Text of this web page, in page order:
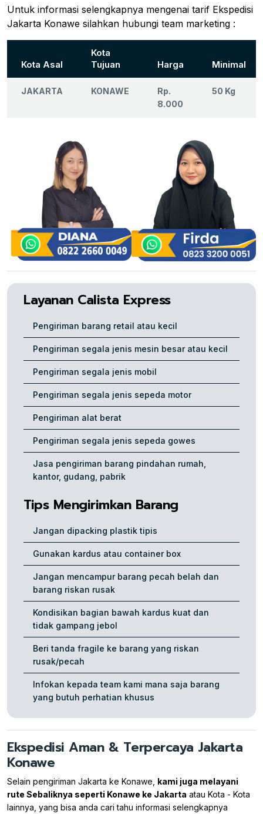
Untuk informasi selengkapnya mengenai tarif Ekspedisi
Jakarta Konawe silahkan hubungi team marketing :
Kota Asal
Kota
Tujuan
Harga Minimal
JAKARTA KONAWE
Rp.
8.000
50 Kg
Layanan Calista Express
Pengiriman barang retail atau kecil
Pengiriman segala jenis mesin besar atau kecil
Pengiriman segala jenis mobil
Pengiriman segala jenis sepeda motor
Pengiriman alat berat
Pengiriman segala jenis sepeda gowes
Jasa pengiriman barang pindahan rumah,
kantor, gudang, pabrik
Tips Mengirimkan Barang
Jangan dipacking plastik tipis
Gunakan kardus atau container box
Jangan mencampur barang pecah belah dan
barang riskan rusak
Kondisikan bagian bawah kardus kuat dan
tidak gampang jebol
Beri tanda fragile ke barang yang riskan
rusak/pecah
Infokan kepada team kami mana saja barang
yang butuh perhatian khusus
Ekspedisi Aman & Terpercaya Jakarta
Konawe
Selain pengiriman Jakarta ke Konawe, kami juga melayani
rute Sebaliknya seperti Konawe ke Jakarta atau Kota - Kota
lainnya, yang bisa anda cari tahu informasi selengkapnya